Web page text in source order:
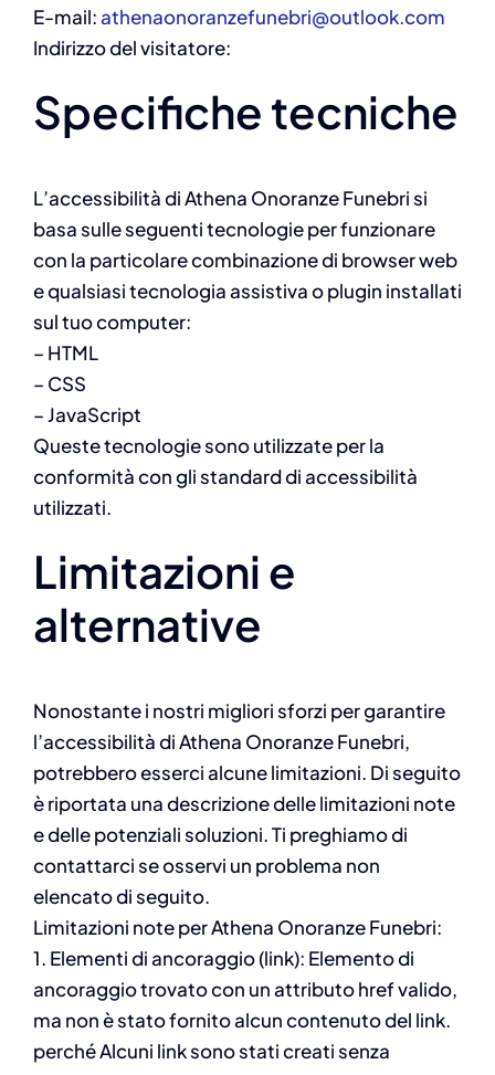
E-mail:athenaonoranzefunebri@outlook.com
Indirizzo del visitatore:
Specifiche tecniche
L’accessibilità di Athena Onoranze Funebri si
basa sulle seguenti tecnologie per funzionare
con la particolare combinazione di browser web
e qualsiasi tecnologia assistiva o plugin installati
sul tuo computer:
– HTML
– CSS
– JavaScript
Queste tecnologie sono utilizzate per la
conformità con gli standard di accessibilità
utilizzati.
Limitazioni e
alternative
Nonostante i nostri migliori sforzi per garantire
l’accessibilità di Athena Onoranze Funebri,
potrebbero esserci alcune limitazioni. Di seguito
è riportata una descrizione delle limitazioni note
e delle potenziali soluzioni. Ti preghiamo di
contattarci se osservi un problema non
elencato di seguito.
Limitazioni note per Athena Onoranze Funebri:
1. Elementi di ancoraggio (link): Elemento di
ancoraggio trovato con un attributo href valido,
ma non è stato fornito alcun contenuto del link.
perché Alcuni link sono stati creati senza